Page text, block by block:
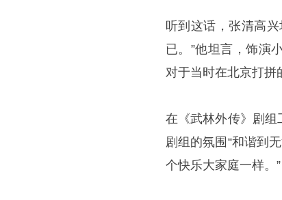
听到这话，张清高
已。”他坦言，饰演
对于当时在北京打拼
在《武林外传》剧组
剧组的氛围“和谐到
个快乐大家庭一样。”